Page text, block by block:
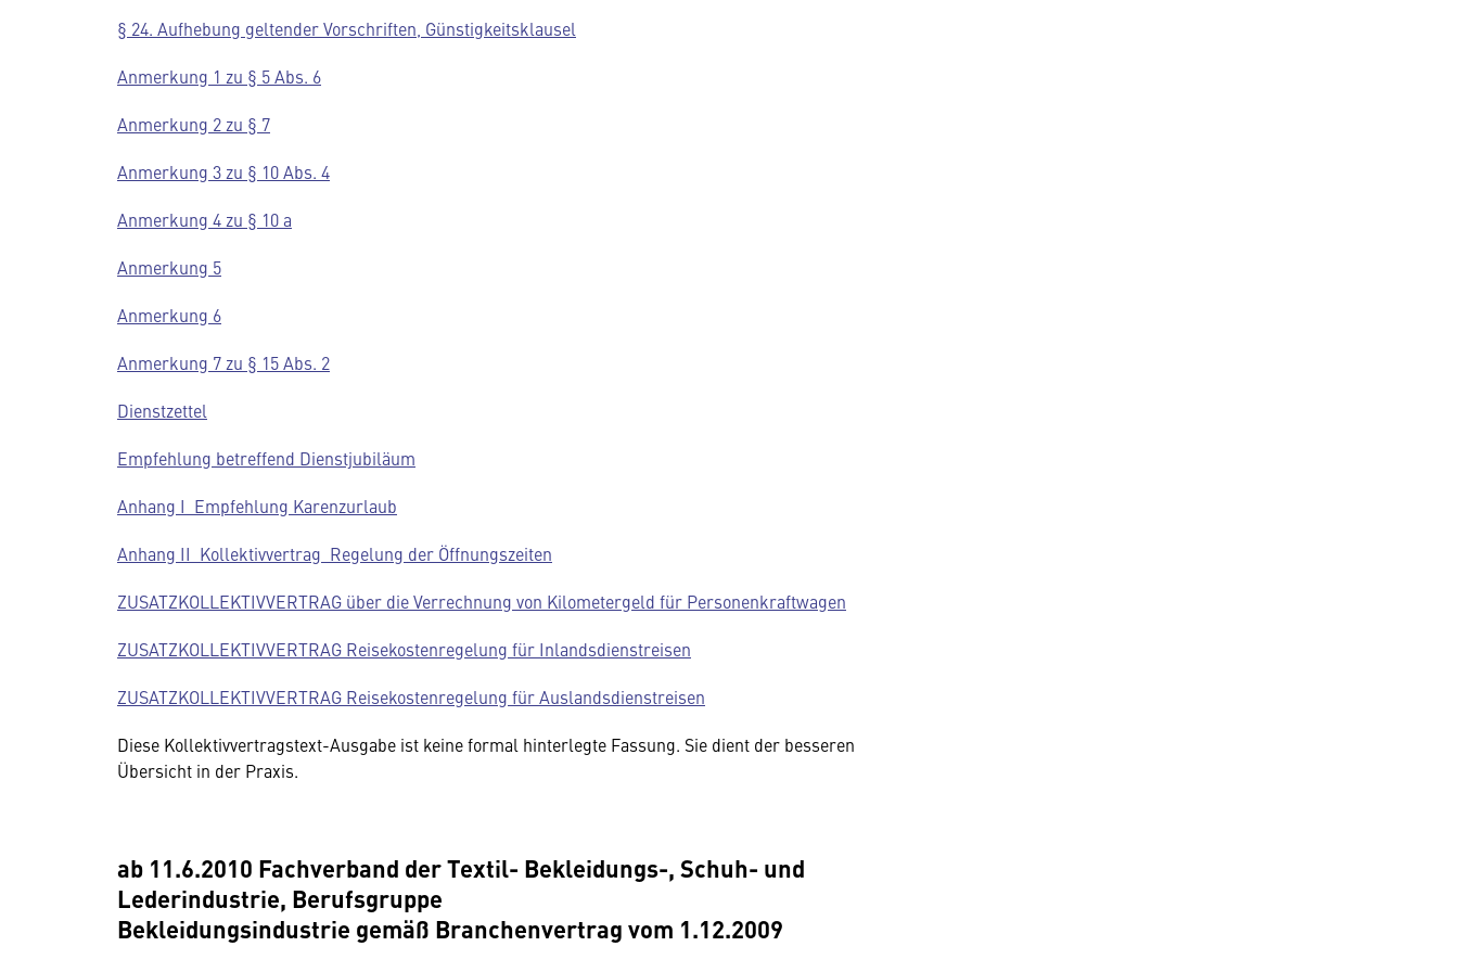
§ 24. Aufhebung geltender Vorschriften, Günstigkeitsklausel
Anmerkung 1 zu § 5 Abs. 6
Anmerkung 2 zu § 7
Anmerkung 3 zu § 10 Abs. 4
Anmerkung 4 zu § 10 a
Anmerkung 5
Anmerkung 6
Anmerkung 7 zu § 15 Abs. 2
Dienstzettel
Empfehlung betreffend Dienstjubiläum
Anhang I Empfehlung Karenzurlaub
Anhang II Kollektivvertrag Regelung der Öffnungszeiten
ZUSATZKOLLEKTIVVERTRAG über die Verrechnung von Kilometergeld für Personenkraftwagen
ZUSATZKOLLEKTIVVERTRAG Reisekostenregelung für Inlandsdienstreisen
ZUSATZKOLLEKTIVVERTRAG Reisekostenregelung für Auslandsdienstreisen
Diese Kollektivvertragstext-Ausgabe ist keine formal hinterlegte Fassung. Sie dient der besseren
Übersicht in der Praxis.
ab 11.6.2010 Fachverband der Textil- Bekleidungs-, Schuh- und
Lederindustrie, Berufsgruppe
Bekleidungsindustrie gemäß Branchenvertrag vom 1.12.2009